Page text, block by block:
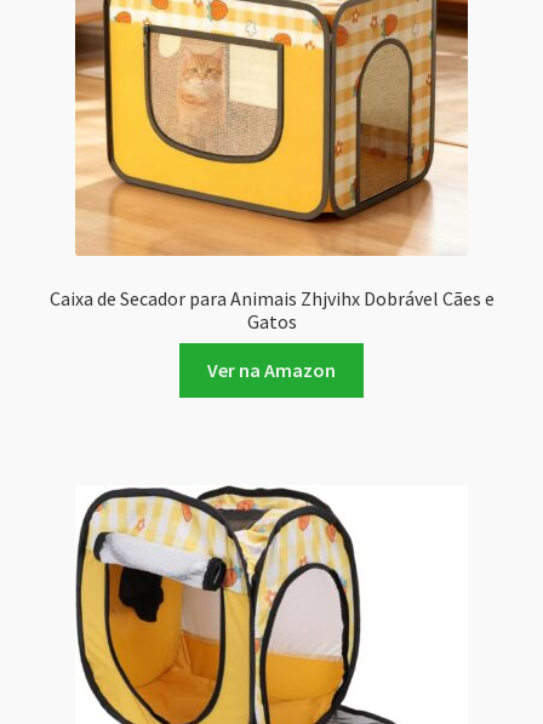
Caixa de Secador para Animais Zhjvihx Dobrável Cães e
Gatos
Ver na Amazon